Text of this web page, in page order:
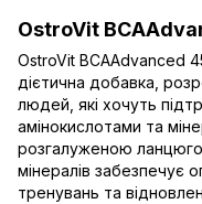
OstroVit
OstroVit BCAAdvanced
дієтична добавка,
людей, які хочуть
амінокислотами та
розгалуженою
мінералів забезпечує
тренувань та